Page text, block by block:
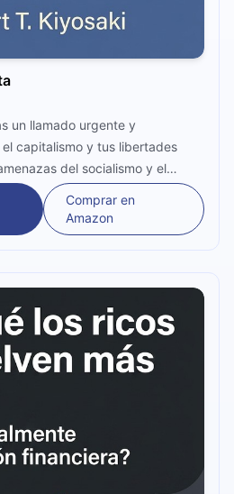
un llamado urgente y
capitalismo y tus libertades
del socialismo y el
la importancia de la educación
estratégica, la acción proactiva
sólidos para liderar con visión y
Comprar en
Amazon